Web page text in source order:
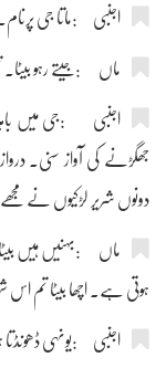
اجنبی :ماتا جی پرنام۔
ماں :جیتے رہو بیٹا۔
اجنبی :جی میں
جھگڑنے کی آواز سنی۔
دونوں شریر لڑکیوں نے مجھے
ماں :بہنیں ہیں بیٹا
ہوتی ہے۔ اچھا بیٹا تم اس
اجنبی :یونہی